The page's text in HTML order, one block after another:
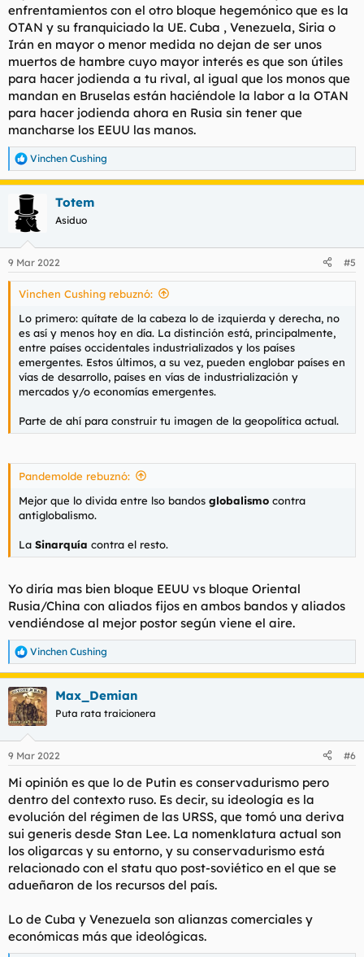
enfrentamientos con el otro bloque hegemónico que es la
OTAN y su franquiciado la UE. Cuba , Venezuela, Siria o
Irán en mayor o menor medida no dejan de ser unos
muertos de hambre cuyo mayor interés es que son útiles
para hacer jodienda a tu rival, al igual que los monos que
mandan en Bruselas están haciéndole la labor a la OTAN
para hacer jodienda ahora en Rusia sin tener que
mancharse los EEUU las manos.
R
e
a
c
i
e
s
Vinchen Cushing
Totem
Asiduo
9 Mar 2022 #5
Vinchen Cushing rebuznó:
Lo primero: quítate de la cabeza lo de izquierda y derecha, no
es así y menos hoy en día. La distinción está, principalmente,
entre países occidentales industrializados y los países
emergentes. Estos últimos, a su vez, pueden englobar países en
vías de desarrollo, países en vías de industrialización y
mercados y/o economías emergentes.
Parte de ahí para construir tu imagen de la geopolítica actual.
Pandemolde rebuznó:
Mejor que lo divida entre lso bandos globalismo contra
antiglobalismo.
La Sinarquía contra el resto.
Yo diría mas bien bloque EEUU vs bloque Oriental
Rusia/China con aliados fijos en ambos bandos y aliados
vendiéndose al mejor postor según viene el aire.
R
e
a
c
c
i
e
:
Vinchen Cushing
Max_Demian
Puta rata traicionera
9 Mar 2022 #6
Mi opinión es que lo de Putin es conservadurismo pero
dentro del contexto ruso. Es decir, su ideología es la
evolución del régimen de las URSS, que tomó una deriva
sui generis desde Stan Lee. La nomenklatura actual son
los oligarcas y su entorno, y su conservadurismo está
relacionado con el statu quo post-soviético en el que se
adueñaron de los recursos del país.
Lo de Cuba y Venezuela son alianzas comerciales y
económicas más que ideológicas.